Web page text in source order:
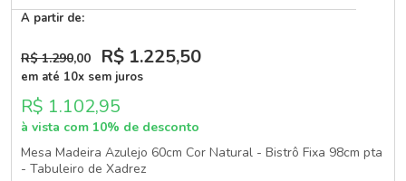
A partir de:
R$ 1.290,00 R$ 1.225,50
em até 10x sem juros
R$ 1.102,95
à vista com 10% de desconto
Mesa Madeira Azulejo 60cm Cor Natural - Bistrô Fixa 98cm pta
- Tabuleiro de Xadrez